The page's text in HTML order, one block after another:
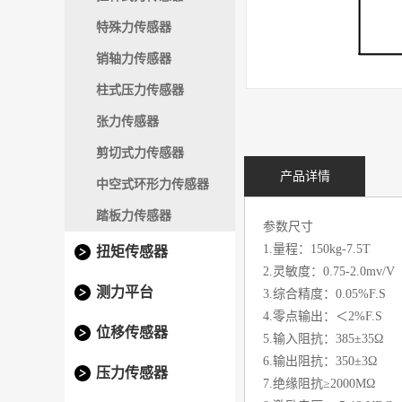
特殊力传感器
销轴力传感器
柱式压力传感器
张力传感器
剪切式力传感器
中空式环形力传感器
踏板力传感器
扭矩传感器
测力平台
位移传感器
压力传感器
产品详情
参数尺寸
1.量程：150kg-7.5T
2.灵敏度：0.75-2.0mv/V
3.综合精度：0.05%F.S
4.零点输出：＜2%F.S
5.输入阻抗：385±35Ω
6.输出阻抗：350±3Ω
7.绝缘阻抗≥2000MΩ